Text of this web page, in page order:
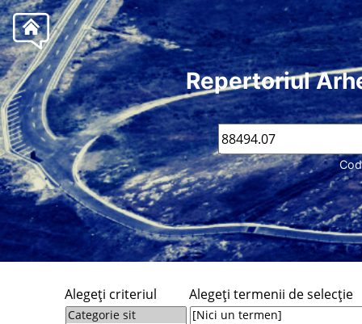
Repertoriul
Cod
Alegeţi criteriul Alegeţi termenii de selecţie